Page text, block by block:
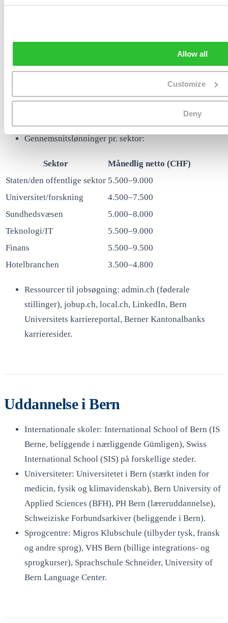
Allow all
Customize
Deny
sundhedsvæsen, teknologi og IT, forsvar og luftfart
Store arbejdsgivere: Den schweiziske føderale
administration (diverse kontorer og afdelinger),
Inselspital, Universitetet i Bern, SBB, PostFinance,
BKW Energie, Swisscom (med hovedkvarter i
administrationen.
Gennemsnitslønninger pr. sektor:
Sektor
Månedlig netto (CHF)
Staten/den offentlige sektor 5.500–9.000
Universitet/forskning
4.500–7.500
Sundhedsvæsen
5.000–8.000
Teknologi/IT
5.500–9.000
Finans
5.500–9.500
Hotelbranchen
3.500–4.800
Ressourcer til jobsøgning: admin.ch (føderale
stillinger), jobup.ch, local.ch, LinkedIn, Bern
Universitets karriereportal, Berner Kantonalbanks
karrieresider.
Uddannelse i Bern
Internationale skoler: International School of Bern (IS
Berne, beliggende i nærliggende Gümligen), Swiss
International School (SIS) på forskellige steder.
Universiteter: Universitetet i Bern (stærkt inden for
medicin, fysik og klimavidenskab), Bern University of
Applied Sciences (BFH), PH Bern (læreruddannelse),
Schweiziske Forbundsarkiver (beliggende i Bern).
Sprogcentre: Migros Klubschule (tilbyder tysk, fransk
og andre sprog), VHS Bern (billige integrations- og
sprogkurser), Sprachschule Schneider, University of
Bern Language Center.